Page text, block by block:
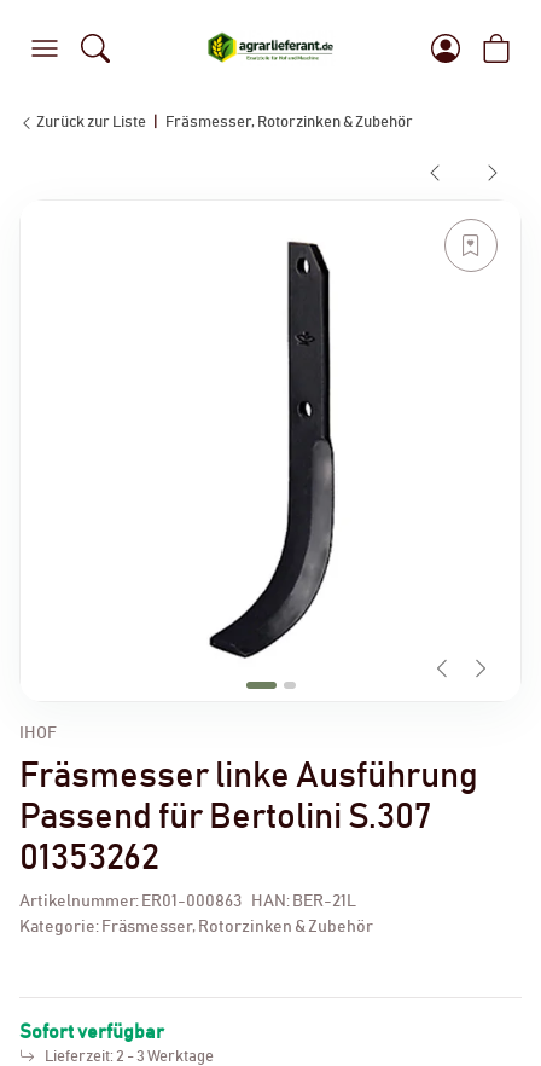
Zurück zur Liste Fräsmesser, Rotorzinken & Zubehör
IHOF
Fräsmesser linke Ausführung
Passend für Bertolini S.307
01353262
Artikelnummer: ER01-000863 HAN: BER-21L
Kategorie: Fräsmesser, Rotorzinken & Zubehör
Sofort verfügbar
Lieferzeit: 2 - 3 Werktage